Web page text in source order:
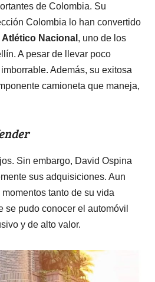
de Colombia. Su
Colombia lo han convertido
Atlético Nacional , uno de los
A pesar de llevar poco
Además, su exitosa
camioneta que maneja,
Sin embargo, David Ospina
sus adquisiciones. Aun
tanto de su vida
se pudo conocer el automóvil
y de alto valor.